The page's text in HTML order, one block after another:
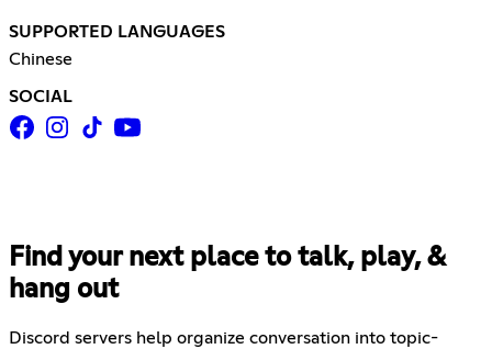
SUPPORTED LANGUAGES
Chinese
SOCIAL
Find your next place to talk, play, &
hang out
Discord servers help organize conversation into topic-